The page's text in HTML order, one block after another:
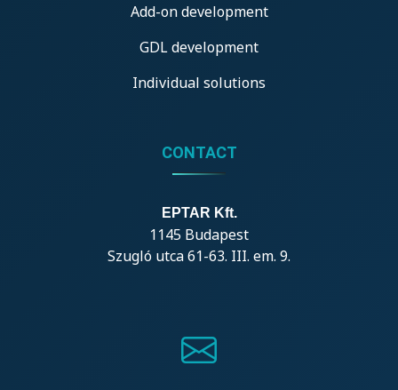
Add-on development
GDL development
Individual solutions
CONTACT
EPTAR Kft.
1145 Budapest
Szugló utca 61-63. III. em. 9.